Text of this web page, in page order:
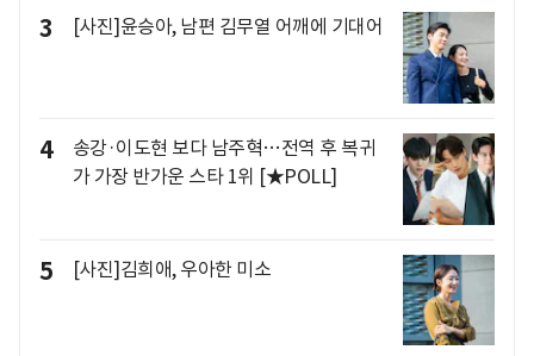
3 [사진]윤승아, 남편 김무열 어깨에 기대어
4
송강·이도현 보다 남주혁…전역 후 복귀
가 가장 반가운 스타 1위 [★POLL]
5 [사진]김희애, 우아한 미소